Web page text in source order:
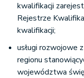
kwalifikacji
Rejestrze
kwalifikacji;
usługi rozwojowe
regionu
województwa